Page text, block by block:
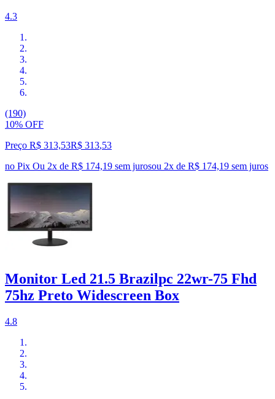
4.3
(190)
10% OFF
Preço R$ 313,53R$ 313,53
no Pix Ou 2x de R$ 174,19 sem jurosou 2x de R$ 174,19 sem juros
Monitor Led 21.5 Brazilpc 22wr-75 Fhd
75hz Preto Widescreen Box
4.8